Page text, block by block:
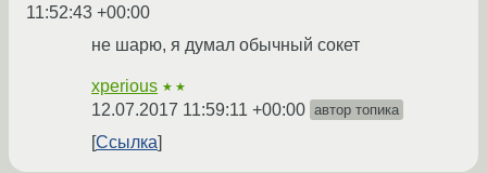
11:52:43 +00:00
не шарю, я думал обычный сокет
xperious ★★
12.07.2017 11:59:11 +00:00 автор топика
Ссылка